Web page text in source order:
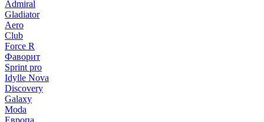
Admiral
Gladiator
Aero
Club
Force R
Фаворит
Sprint pro
Idylle Nova
Discovery
Galaxy
Moda
Европа